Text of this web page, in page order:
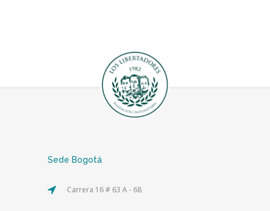
Sede Bogotá
Carrera 16 # 63 A - 68